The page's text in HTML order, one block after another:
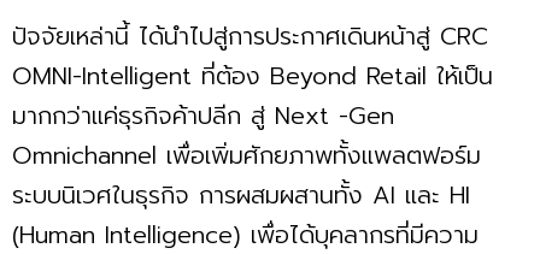
ปัจจัยเหล่านี้ ได้นำไปสู่การประกาศเดินหน้าสู่ CRC
OMNI-Intelligent ที่ต้อง Beyond Retail ให้เป็น
มากกว่าแค่ธุรกิจค้าปลีก สู่ Next -Gen
Omnichannel เพื่อเพิ่มศักยภาพทั้งแพลตฟอร์ม
ระบบนิเวศในธุรกิจ การผสมผสานทั้ง AI และ HI
(Human Intelligence) เพื่อได้บุคลากรที่มีความ